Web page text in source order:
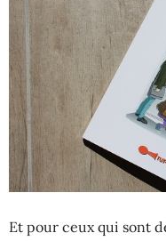
Et pour ceux qui sont